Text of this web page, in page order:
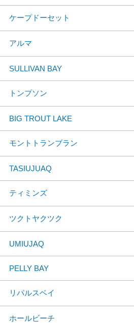
ケープドーセット
アルマ
SULLIVAN BAY
トンプソン
BIG TROUT LAKE
モントトランブラン
TASIUJUAQ
ティミンズ
ツクトヤクツク
UMIUJAQ
PELLY BAY
リパルスベイ
ホールビーチ